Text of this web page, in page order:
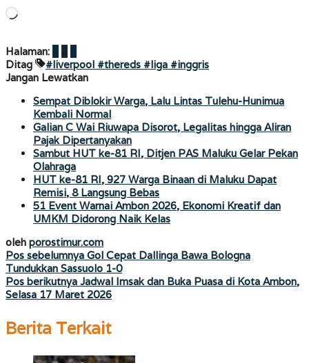
Memuat...
Halaman: 2
Ditag
#liverpool #thereds #liga #inggris
Jangan Lewatkan
Sempat Diblokir Warga, Lalu Lintas Tulehu-Hunimua
Kembali Normal
Galian C Wai Riuwapa Disorot, Legalitas hingga Aliran
Pajak Dipertanyakan
Sambut HUT ke-81 RI, Ditjen PAS Maluku Gelar Pekan
Olahraga
HUT ke-81 RI, 927 Warga Binaan di Maluku Dapat
Remisi, 8 Langsung Bebas
51 Event Warnai Ambon 2026, Ekonomi Kreatif dan
UMKM Didorong Naik Kelas
oleh porostimur.com
Navigasi
pos
Pos sebelumnya Gol Cepat Dallinga Bawa Bologna
Tundukkan Sassuolo 1-0
Pos berikutnya Jadwal Imsak dan Buka Puasa di Kota Ambon,
Selasa 17 Maret 2026
Berita Terkait